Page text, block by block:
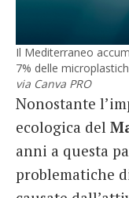
Il Mediterraneo
7% delle
via Canva PRO
Nonostante
ecologica del
anni a questa
problematiche